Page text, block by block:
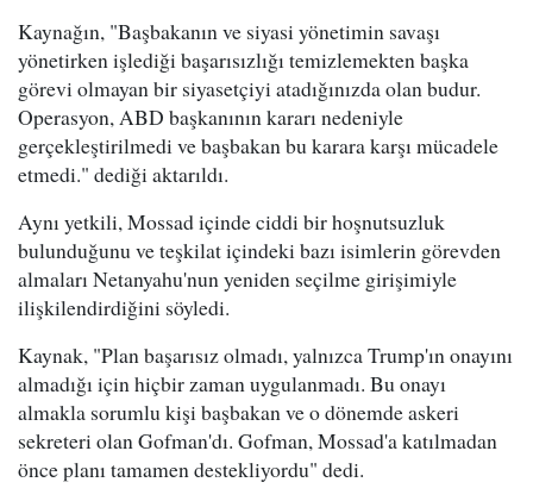
Kaynağın, "Başbakanın ve siyasi yönetimin savaşı
yönetirken işlediği başarısızlığı temizlemekten başka
görevi olmayan bir siyasetçiyi atadığınızda olan budur.
Operasyon, ABD başkanının kararı nedeniyle
gerçekleştirilmedi ve başbakan bu karara karşı mücadele
etmedi." dediği aktarıldı.
Aynı yetkili, Mossad içinde ciddi bir hoşnutsuzluk
bulunduğunu ve teşkilat içindeki bazı isimlerin görevden
almaları Netanyahu'nun yeniden seçilme girişimiyle
ilişkilendirdiğini söyledi.
Kaynak, "Plan başarısız olmadı, yalnızca Trump'ın onayını
almadığı için hiçbir zaman uygulanmadı. Bu onayı
almakla sorumlu kişi başbakan ve o dönemde askeri
sekreteri olan Gofman'dı. Gofman, Mossad'a katılmadan
önce planı tamamen destekliyordu" dedi.